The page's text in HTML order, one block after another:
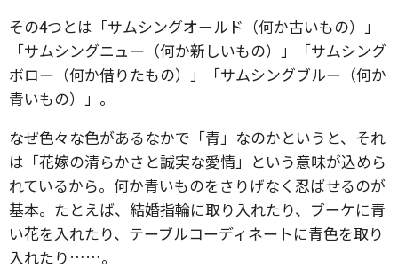
その4つとは「サムシングオールド（何か古いもの）」
「サムシングニュー（何か新しいもの）」「サムシング
ボロー（何か借りたもの）」「サムシングブルー（何か
青いもの）」。
なぜ色々な色があるなかで「青」なのかというと、それ
は「花嫁の清らかさと誠実な愛情」という意味が込めら
れているから。何か青いものをさりげなく忍ばせるのが
基本。たとえば、結婚指輪に取り入れたり、ブーケに青
い花を入れたり、テーブルコーディネートに青色を取り
入れたり……。